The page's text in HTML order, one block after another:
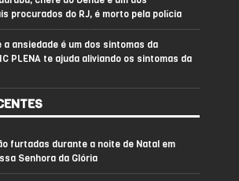
procurados do RJ, é morto pela polícia
a ansiedade é um dos sintomas da
PLENA te ajuda aliviando os sintomas da
furtadas durante a noite de Natal em
Senhora da Glória